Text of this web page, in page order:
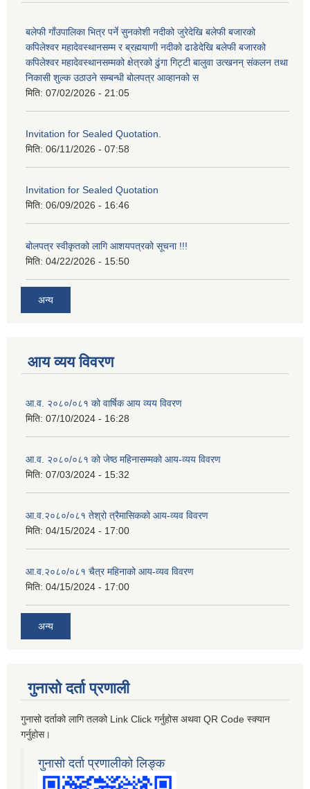
बलेफी गाँउपालिका भित्र पर्ने सुनकोशी नदीको जुरेदेखि बलेफी बजारको
कपिलेश्वर महादेवस्थानसम्म र ब्रह्मयाणी नदीको ढाडेदेखि बलेफी बजारको
कपिलेश्वर महादेवस्थानसम्मको क्षेत्रको ढुंगा गिट्टी बालुवा उत्खनन् संकलन तथा
निकासी शुल्क उठाउने सम्बन्धी बोलपत्र आव्हानको स
मिति: 07/02/2026 - 21:05
Invitation for Sealed Quotation.
मिति: 06/11/2026 - 07:58
Invitation for Sealed Quotation
मिति: 06/09/2026 - 16:46
बोलपत्र स्वीकृतको लागि आशयपत्रको सूचना !!!
मिति: 04/22/2026 - 15:50
अन्य
आय व्यय विवरण
आ.व. २०८०/०८१ को वार्षिक आय व्यय विवरण
मिति: 07/10/2024 - 16:28
आ.व. २०८०/०८१ को जेष्ठ महिनासम्मको आय-व्यय विवरण
मिति: 07/03/2024 - 15:32
आ.व.२०८०/०८१ तेश्रो त्रैमासिकको आय-व्यव विवरण
मिति: 04/15/2024 - 17:00
आ.व.२०८०/०८१ चैत्र महिनाको आय-व्यव विवरण
मिति: 04/15/2024 - 17:00
अन्य
गुनासो दर्ता प्रणाली
गुनासो दर्ताको लागि तलको Link Click गर्नुहोस अथवा QR Code स्क्यान
गर्नुहोस।
गुनासो दर्ता प्रणालीको लिङ्क